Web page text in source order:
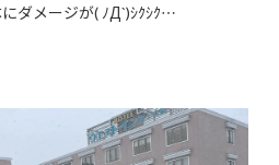
ダメージが( ﾉД`)ｼｸｼｸ…